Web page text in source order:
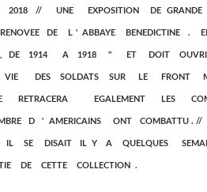
// UNE EXPOSITION DE GRANDE
DE L ' ABBAYE BENEDICTINE .
, DE 1914 A 1918 " ET DOIT
VIE DES SOLDATS SUR LE FRONT
RETRACERA EGALEMENT LES
D ' AMERICAINS ONT COMBATTU
IL SE DISAIT IL Y A QUELQUES
DE CETTE COLLECTION .